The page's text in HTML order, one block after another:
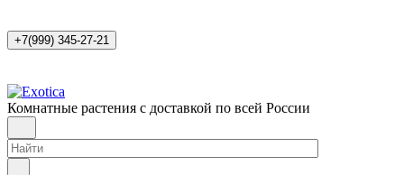
+7(999) 345-27-21
Комнатные растения с доставкой по всей России